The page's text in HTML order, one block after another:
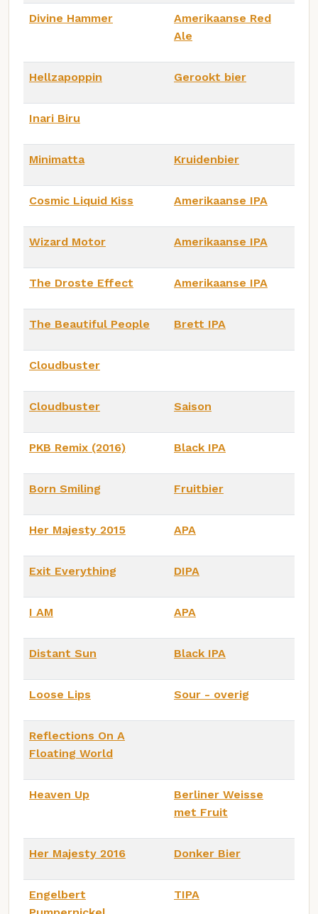
Divine Hammer
Amerikaanse Red
Ale
Hellzapoppin Gerookt bier
Inari Biru
Minimatta Kruidenbier
Cosmic Liquid Kiss Amerikaanse IPA
Wizard Motor Amerikaanse IPA
The Droste Effect Amerikaanse IPA
The Beautiful People Brett IPA
Cloudbuster
Cloudbuster Saison
PKB Remix (2016) Black IPA
Born Smiling Fruitbier
Her Majesty 2015 APA
Exit Everything DIPA
I AM APA
Distant Sun Black IPA
Loose Lips Sour - overig
Reflections On A
Floating World
Heaven Up
Berliner Weisse
met Fruit
Her Majesty 2016 Donker Bier
Engelbert
TIPA